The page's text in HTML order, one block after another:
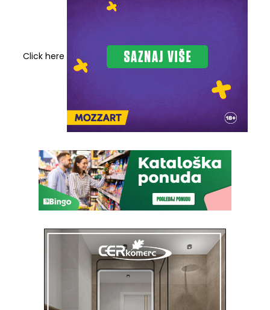
Click here